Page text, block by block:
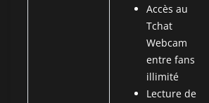
Accès au
Tchat
Webcam
entre fans
illimité
Lecture de